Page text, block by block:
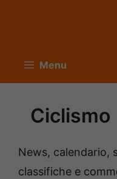
Menu
Ciclismo
News, calendario,
classifiche e